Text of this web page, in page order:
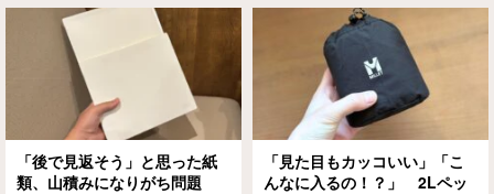
「後で見返そう」と思った紙
類、山積みになりがち問題
「見た目もカッコいい」「こ
んなに入るの！？」 2Lペッ